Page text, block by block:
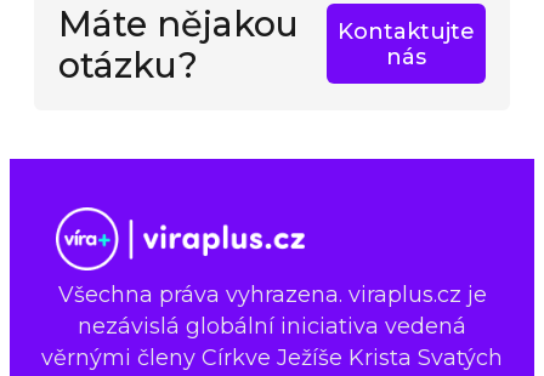
Máte nějakou
otázku?
Kontaktujte
nás
Všechna práva vyhrazena. viraplus.cz je
nezávislá globální iniciativa vedená
věrnými členy Církve Ježíše Krista Svatých